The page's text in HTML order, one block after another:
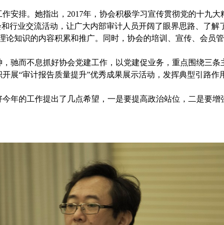
安排。她指出，2017年，协会积极学习宣传贯彻党的十九
行业交流活动，让广大内部审计人员开阔了眼界思路、了
知识的内容积累和推广。同时，协会的培训、宣传、会员
驰而不息抓好协会党建工作，以党建促业务，重点围绕三
展“审计报告质量提升”优秀成果展示活动，发挥典型引路
年的工作提出了几点希望，一是要提高政治站位，二是要